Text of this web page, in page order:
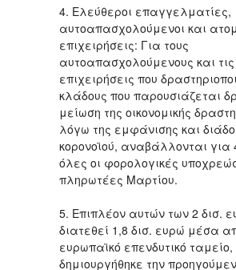
4. Ελεύθεροι επαγγελματίες,
αυτοαπασχολούμενοι και
επιχειρήσεις: Για τους
αυτοαπασχολούμενους και
επιχειρήσεις που
κλάδους που παρουσιάζεται
μείωση της οικονομικής
λόγω της εμφάνισης και
κορoνοϊού, αναβάλλονται για
όλες οι φορολογικές
πληρωτέες Μαρτίου.
5. Επιπλέον αυτών των 2 δισ.
διατεθεί 1,8 δισ. ευρώ μέσα
ευρωπαϊκό επενδυτικό ταμείο,
δημιουργήθηκε την